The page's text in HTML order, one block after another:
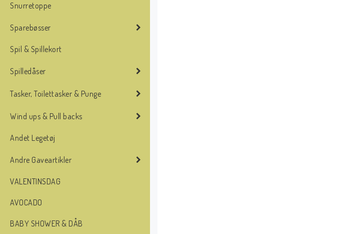
Snurretoppe
Sparebøsser
Spil & Spillekort
Spilledåser
Tasker, Toilettasker & Punge
Wind ups & Pull backs
Andet Legetøj
Andre Gaveartikler
VALENTINSDAG
AVOCADO
BABY SHOWER & DÅB